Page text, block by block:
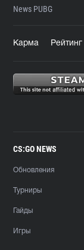
News PUBG
Карма Рейтинг
CS:GO NEWS
Обновления
Турниры
Гайды
Игры